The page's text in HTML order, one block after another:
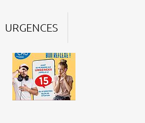
URGENCES